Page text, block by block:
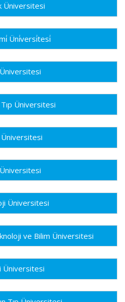
Üniversitesi
Üni̇versi̇tesi̇
Üniversitesi
Üniversitesi
ve Bilim Üniversitesi
Üniversitesi